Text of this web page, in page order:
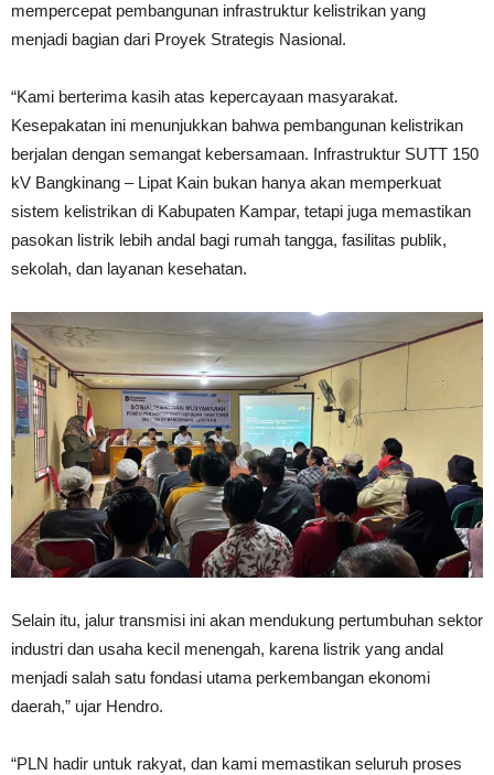
mempercepat pembangunan infrastruktur kelistrikan yang
menjadi bagian dari Proyek Strategis Nasional.
“Kami berterima kasih atas kepercayaan masyarakat.
Kesepakatan ini menunjukkan bahwa pembangunan kelistrikan
berjalan dengan semangat kebersamaan. Infrastruktur SUTT 150
kV Bangkinang – Lipat Kain bukan hanya akan memperkuat
sistem kelistrikan di Kabupaten Kampar, tetapi juga memastikan
pasokan listrik lebih andal bagi rumah tangga, fasilitas publik,
sekolah, dan layanan kesehatan.
Selain itu, jalur transmisi ini akan mendukung pertumbuhan sektor
industri dan usaha kecil menengah, karena listrik yang andal
menjadi salah satu fondasi utama perkembangan ekonomi
daerah,” ujar Hendro.
“PLN hadir untuk rakyat, dan kami memastikan seluruh proses